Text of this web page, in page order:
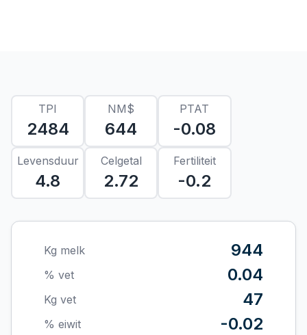
TPI
2484
NM$
644
PTAT
-0.08
Levensduur
4.8
Celgetal
2.72
Fertiliteit
-0.2
Kg melk 944
% vet 0.04
Kg vet 47
% eiwit -0.02